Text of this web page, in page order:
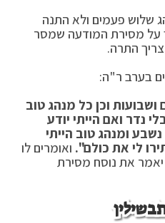
שלוש פעמים ולא התנה
על מסירת המודעה שמסר
התרה.
בערב ר"ה:
וכן כל מנהג טוב
נדר ואם הייתי יודע
ומנהג טוב הייתי
לי את כולם". ואומרים לו
יאמר את נוסח מסירת